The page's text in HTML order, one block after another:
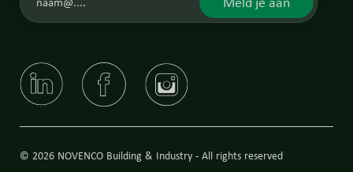
© 2026 NOVENCO Building & Industry - All rights reserved